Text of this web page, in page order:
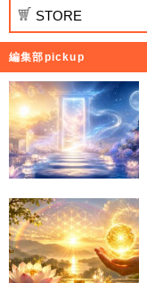
STORE
編集部pickup